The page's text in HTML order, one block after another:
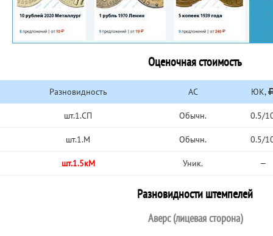
Оценочная стоимость
Разновидность АС ЮК,
шт.1.СП Обычн. 0.5/
шт.1.М Обычн. 0.5/
шт.1.5кМ Уник. —
Разновидности штемпелей
Аверс (лицевая сторона)